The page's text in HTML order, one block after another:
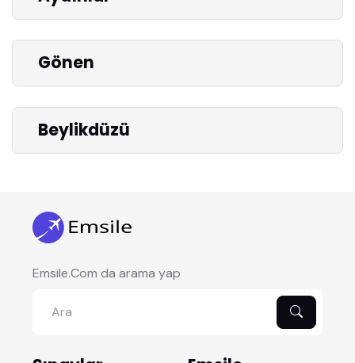
Gönen
Beylikdüzü
Emsile.Com da arama yap